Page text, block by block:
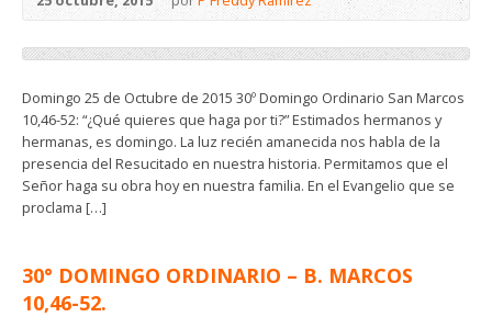
Domingo 25 de Octubre de 2015 30º Domingo Ordinario San Marcos
10,46-52: “¿Qué quieres que haga por ti?” Estimados hermanos y
hermanas, es domingo. La luz recién amanecida nos habla de la
presencia del Resucitado en nuestra historia. Permitamos que el
Señor haga su obra hoy en nuestra familia. En el Evangelio que se
proclama […]
30° DOMINGO ORDINARIO – B. MARCOS
10,46-52.